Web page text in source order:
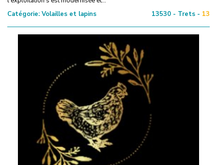
Catégorie: Volailles et lapins 13530 - Trets - 13